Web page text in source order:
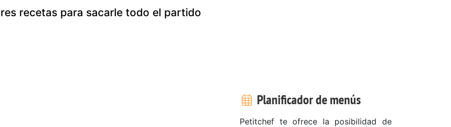
recetas para sacarle todo el partido
Planificador de menús
Petitchef te ofrece la posibilidad de